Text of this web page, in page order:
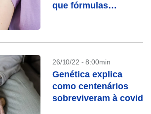
que fórmulas
26/10/22 - 8:00min
Genética explica
como centenários
sobreviveram à covid